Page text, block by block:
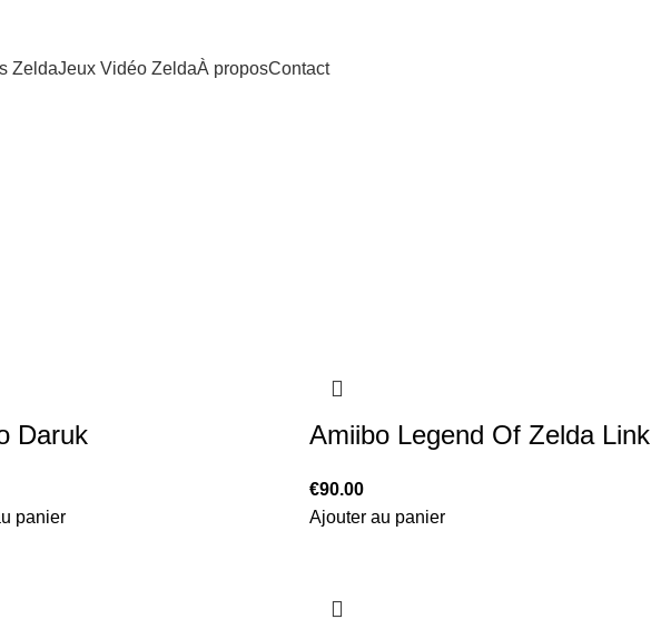
ZeldaJeux Vidéo ZeldaÀ proposContact
Daruk
panier
Amiibo Legend Of Zelda Link
€90.00
Ajouter au panier